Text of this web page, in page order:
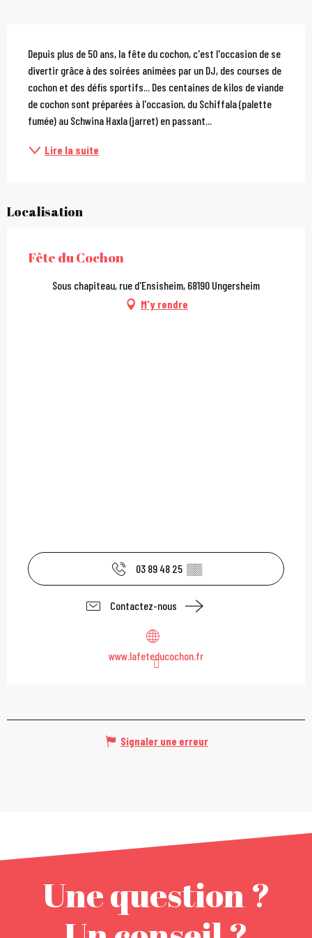
Description
Depuis plus de 50 ans, la fête du cochon, c'est l'occasion de se
divertir grâce à des soirées animées par un DJ, des courses de
cochon et des défis sportifs... Des centaines de kilos de viande
de cochon sont préparées à l'occasion, du Schiffala (palette
fumée) au Schwina Haxla (jarret) en passant...
Lire la suite
Localisation
Fête du Cochon
Sous chapiteau, rue d'Ensisheim, 68190 Ungersheim
M'y rendre
03 89 48 25 ▒▒
Contactez-nous
www.lafeteducochon.fr
Signaler une erreur
Une question ?